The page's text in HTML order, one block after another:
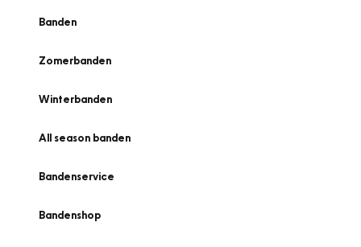
Banden
Zomerbanden
Winterbanden
All season banden
Bandenservice
Bandenshop